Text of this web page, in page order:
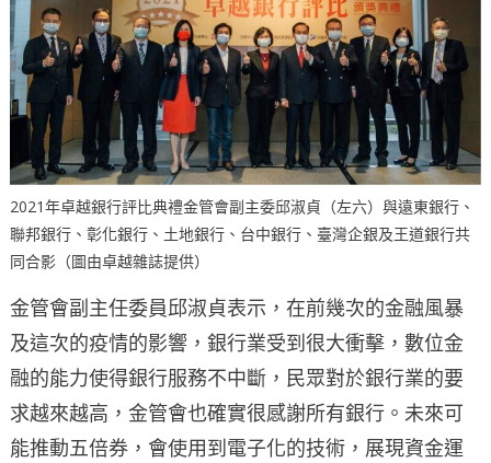
2021年卓越銀行評比典禮金管會副主委邱淑貞（左六）與遠東銀行、
聯邦銀行、彰化銀行、土地銀行、台中銀行、臺灣企銀及王道銀行共
同合影（圖由卓越雜誌提供）
金管會副主任委員邱淑貞表示，在前幾次的金融風暴
及這次的疫情的影響，銀行業受到很大衝擊，數位金
融的能力使得銀行服務不中斷，民眾對於銀行業的要
求越來越高，金管會也確實很感謝所有銀行。未來可
能推動五倍券，會使用到電子化的技術，展現資金運